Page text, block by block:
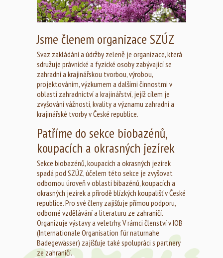
Jsme členem organizace SZÚZ
Svaz zakládání a údržby zeleně je organizace, která
sdružuje právnické a fyzické osoby zabývající se
zahradní a krajinářskou tvorbou, výrobou,
projektováním, výzkumem a dalšími činnostmi v
oblasti zahradnictví a krajinářství, jejíž cílem je
zvyšování vážnosti, kvality a významu zahradní a
krajinářské tvorby v České republice.
Patříme do sekce biobazénů,
koupacích a okrasných jezírek
Sekce biobazénů, koupacích a okrasných jezírek
spadá pod SZÚZ, účelem této sekce je zvyšovat
odbornou úroveň v oblasti bibazénů, koupacích a
okrasných jezírek a přírodě blízkých koupališť v České
republice. Pro své členy zajišťuje přímou podporu,
odborné vzdělávání a literaturu ze zahraničí.
Organizuje výstavy a veletrhy. V rámci členství v IOB
(Internationale Organisation für naturnahe
Badegewässer) zajišťuje také spolupráci s partnery
ze zahraničí.